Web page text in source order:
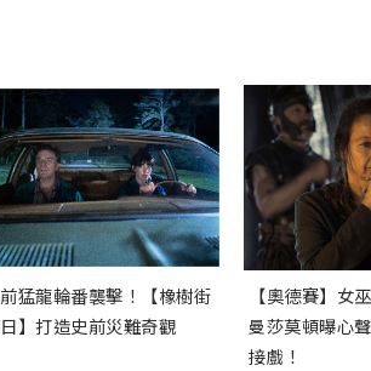
猛龍輪番襲擊！【橡樹街
】打造史前災難奇觀
【奧德賽】女
曼莎莫頓曝心
接戲！